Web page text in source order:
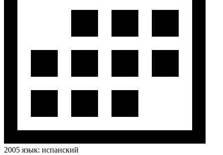
2005 язык: испанский